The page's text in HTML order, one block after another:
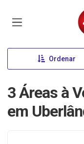
Ordenar
3 Áreas à
em